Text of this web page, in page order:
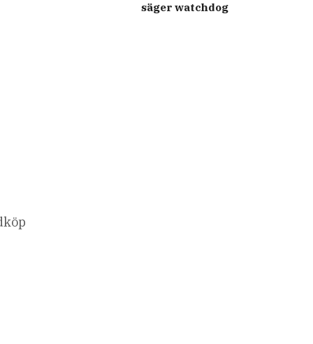
säger watchdog